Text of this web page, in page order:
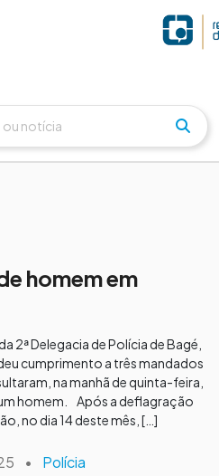
homem em
2ª Delegacia de Polícia de Bagé,
cumprimento a três mandados
na manhã de quinta-feira,
homem. Após a deflagração
no dia 14 deste mês, […]
• Polícia